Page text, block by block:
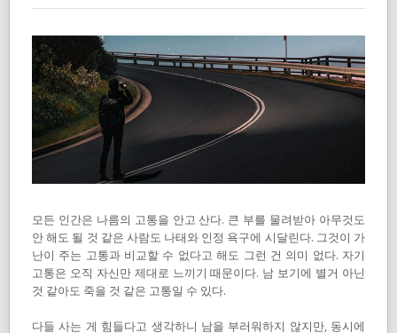
모든 인간은 나름의 고통을 안고 산다. 큰 부를 물려받아 아무것도
안 해도 될 것 같은 사람도 나태와 인정 욕구에 시달린다. 그것이 가
난이 주는 고통과 비교할 수 없다고 해도 그런 건 의미 없다. 자기
고통은 오직 자신만 제대로 느끼기 때문이다. 남 보기에 별거 아닌
것 같아도 죽을 것 같은 고통일 수 있다.
다들 사는 게 힘들다고 생각하니 남을 부러워하지 않지만, 동시에